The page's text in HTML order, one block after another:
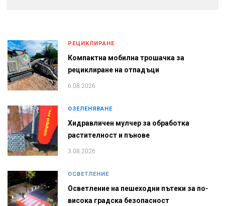
РЕЦИКЛИРАНЕ
Компактна мобилна трошачка за
рециклиране на отпадъци
6.08.2026
ОЗЕЛЕНЯВАНЕ
Хидравличен мулчер за обработка
растителност и пънове
3.08.2026
ОСВЕТЛЕНИЕ
Осветление на пешеходни пътеки за по-
висока градска безопасност